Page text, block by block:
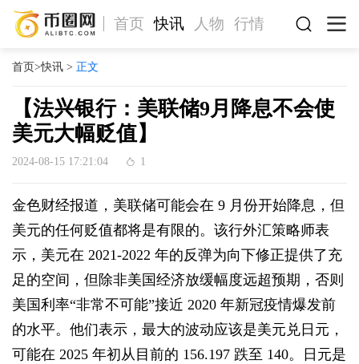
首页 快讯 人物 行情
首页>快讯> 正文
【法兴银行：美联储9月降息不会使
美元大幅贬值】
2024-08-15 17:21:04 1
金色财经报道，美联储可能会在 9 月份开始降息，但
美元的任何贬值都将是有限的。该行外汇策略师表
示，美元在 2021-2022 年的反弹为向下修正提供了充
足的空间，但除非美国经济放缓幅度远超预期，否则
美国利率“非常不可能”接近 2020 年新冠疫情爆发前
的水平。他们表示，最大的波动应该是美元兑日元，
可能在 2025 年初从目前的 156.197 跌至 140。日元是